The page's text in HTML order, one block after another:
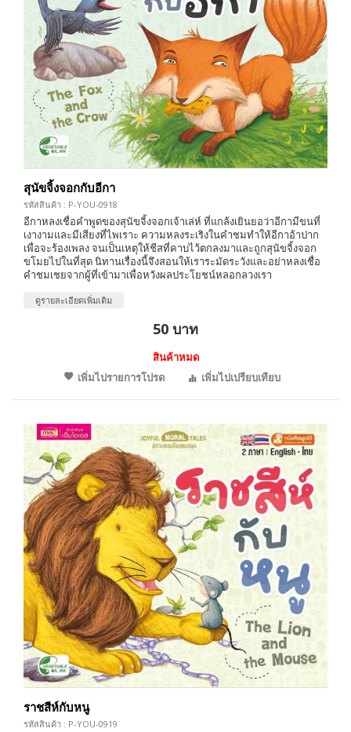
สุนัขจิ้งจอกกับอีกา
รหัสสินค้า : P-YOU-0918
อีกาหลงเชื่อคำพูดของสุนัขจิ้งจอกเจ้าเล่ห์ ที่แกล้งเยินยอว่าอีกามีขนที่
เงางามและมีเสียงที่ไพเราะ ความหลงระเริงในคำชมทำให้อีกาอ้าปาก
เพื่อจะร้องเพลง จนเป็นเหตุให้ชีสที่คาบไว้ตกลงมาและถูกสุนัขจิ้งจอก
ขโมยไปในที่สุด นิทานเรื่องนี้จึงสอนให้เราระมัดระวังและอย่าหลงเชื่อ
คำชมเชยจากผู้ที่เข้ามาเพื่อหวังผลประโยชน์หลอกลวงเรา
ดูรายละเอียดเพิ่มเติม
50 บาท
สินค้าหมด
เพิ่มไปรายการโปรด
เพิ่มไปเปรียบเทียบ
ราชสีห์กับหนู
รหัสสินค้า : P-YOU-0919